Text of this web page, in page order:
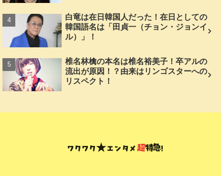
白竜は在日韓国人だった！在日としての
韓国語名は「田貞一（チョン・ジョンイ
ル）」！
椎名林檎の本名は椎名裕美子！卒アルの
流出が原因！？由来はリンゴスターへの
リスペクト！